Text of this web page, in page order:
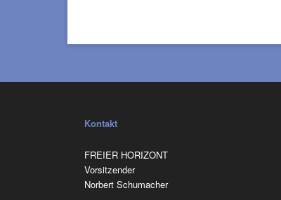
Kontakt
FREIER HORIZONT
Vorsitzender
Norbert Schumacher